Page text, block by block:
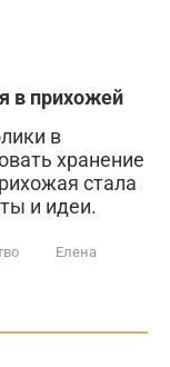
в прихожей
в
хранение
стала
и идеи.
Елена